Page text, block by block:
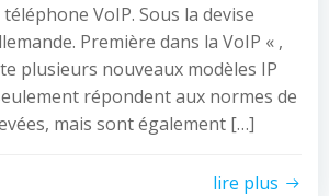
VoIP. Sous la devise
Première dans la VoIP « ,
plusieurs nouveaux modèles IP
répondent aux normes de
mais sont également […]
lire plus